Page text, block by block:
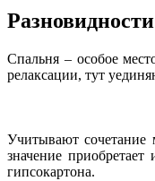
Спальня – особое
релаксации, тут
Учитывают сочетание
значение
гипсокартона.